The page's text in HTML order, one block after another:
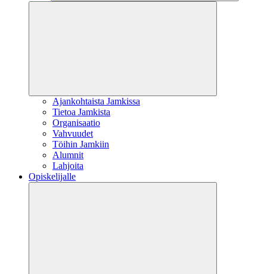
Ajankohtaista Jamkissa
Tietoa Jamkista
Organisaatio
Vahvuudet
Töihin Jamkiin
Alumnit
Lahjoita
Opiskelijalle